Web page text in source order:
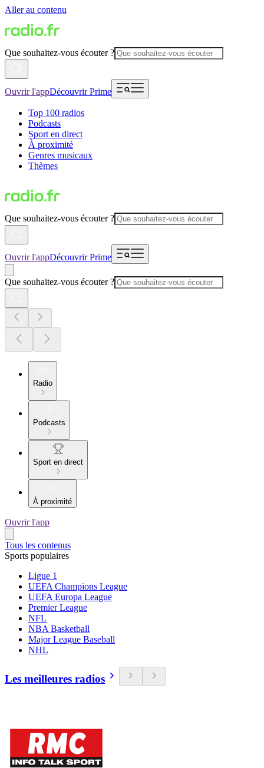
Aller au contenu
Que souhaitez-vous écouter ?
Ouvrir l'appDécouvrir Prime
Top 100 radios
Podcasts
Sport en direct
À proximité
Genres musicaux
Thèmes
Que souhaitez-vous écouter ?
Ouvrir l'appDécouvrir Prime
Que souhaitez-vous écouter ?
Radio
Podcasts
Sport en direct
À proximité
Ouvrir l'app
Tous les contenus
Sports populaires
Ligue 1
UEFA Champions League
UEFA Europa League
Premier League
NFL
NBA Basketball
Major League Baseball
NHL
Les meilleures radios